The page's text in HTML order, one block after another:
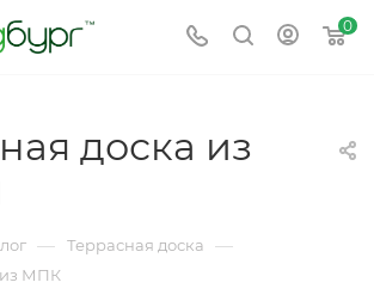
0
доска из
— Террасная доска —
из МПК